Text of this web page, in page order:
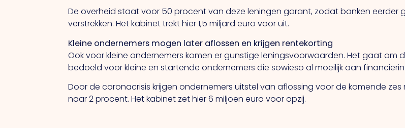
De overheid staat voor 50 procent van deze leningen garant, zodat banken eerder
verstrekken. Het kabinet trekt hier 1,5 miljard euro voor uit.
Kleine ondernemers mogen later aflossen en krijgen rentekorting
Ook voor kleine ondernemers komen er gunstige leningsvoorwaarden. Het gaat om
bedoeld voor kleine en startende ondernemers die sowieso al moeilijk aan
Door de coronacrisis krijgen ondernemers uitstel van aflossing voor de komende
naar 2 procent. Het kabinet zet hier 6 miljoen euro voor opzij.